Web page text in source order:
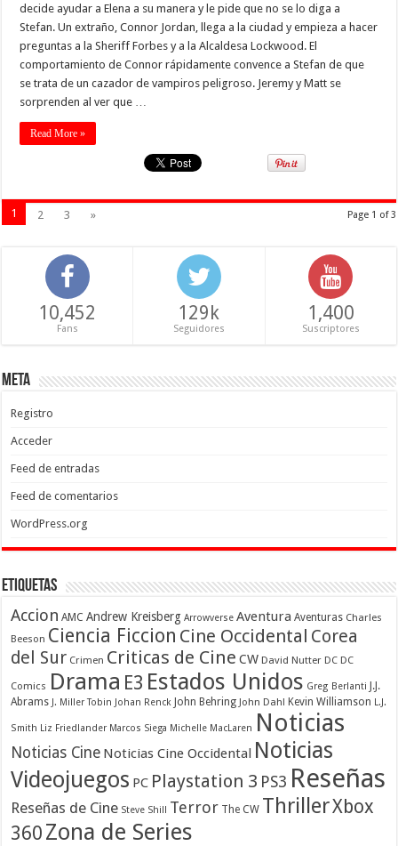
decide ayudar a Elena a su manera y le pide que no se lo diga a
Stefan. Un extraño, Connor Jordan, llega a la ciudad y empieza a hacer
preguntas a la Sheriff Forbes y a la Alcaldesa Lockwood. El
comportamiento de Connor rápidamente convence a Stefan de que
se trata de un cazador de vampiros peligroso. Jeremy y Matt se
sorprenden al ver que …
Read More »
Page 1 of 3
1 2 3 »
10,452
Fans
129k
Seguidores
1,400
Suscriptores
Meta
Registro
Acceder
Feed de entradas
Feed de comentarios
WordPress.org
Etiquetas
Accion AMC Andrew Kreisberg Arrowverse Aventura Aventuras Charles
Beeson Ciencia Ficcion Cine Occidental Corea
del Sur Crimen Criticas de Cine CW David Nutter DC DC
Comics Drama E3 Estados Unidos Greg Berlanti J.J.
Abrams J. Miller Tobin Johan Renck John Behring John Dahl Kevin Williamson L.J.
Smith Liz Friedlander Marcos Siega Michelle MacLaren Noticias
Noticias Cine Noticias Cine Occidental Noticias
Videojuegos PC Playstation 3 PS3 Reseñas
Reseñas de Cine Steve Shill Terror The CW ThrillerXbox
360 Zona de Series